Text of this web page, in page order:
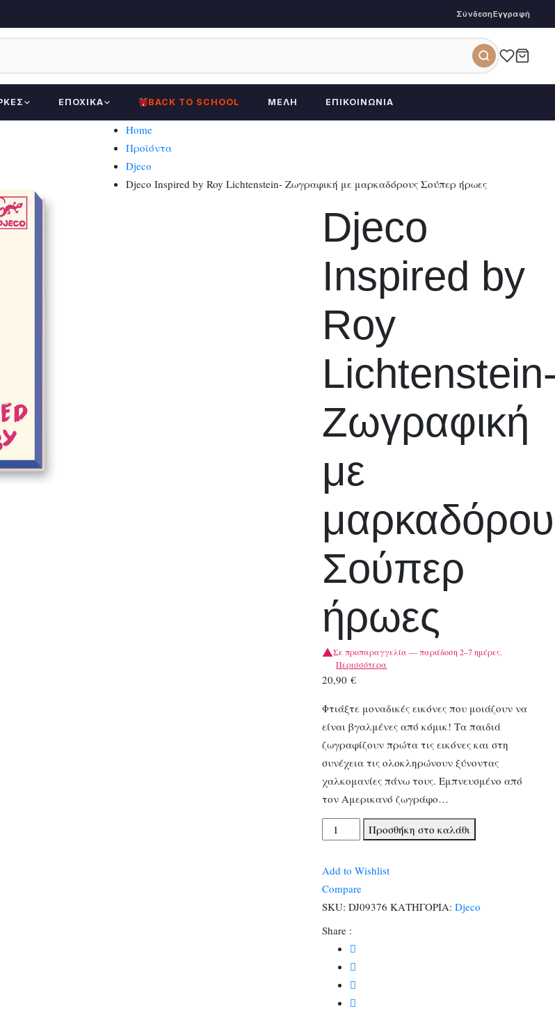
ΣύνδεσηΕγγραφή
ΕΠΟΧΙΚΆ BACK TO SCHOOL ΜΈΛΗ ΕΠΙΚΟΙΝΩΝΊΑ
Home
Προϊόντα
Djeco
Djeco Inspired by Roy Lichtenstein- Ζωγραφική με μαρκαδόρους Σούπερ ήρωες
Djeco
Inspired by
Roy
Ζωγραφική
με
Σούπερ
ήρωες
Σε προπαραγγελία — παράδοση 2–7 ημέρες.
Περισσότερα
20,90€
Φτιάξτε μοναδικές εικόνες που μοιάζουν να
είναι βγαλμένες από κόμικ! Τα παιδιά
ζωγραφίζουν πρώτα τις εικόνες και στη
συνέχεια τις ολοκληρώνουν ξύνοντας
χαλκομανίες πάνω τους. Εμπνευσμένο από
τον Αμερικανό ζωγράφο…
Djeco
Inspired
Lichtenstein-
με
μαρκαδόρους
Σούπερ
ήρωες
ποσότητα
Προσθήκη στο καλάθι
Add to Wishlist
Compare
SKU: DJ09376 ΚΑΤΗΓΟΡΙΑ: Djeco
Share :